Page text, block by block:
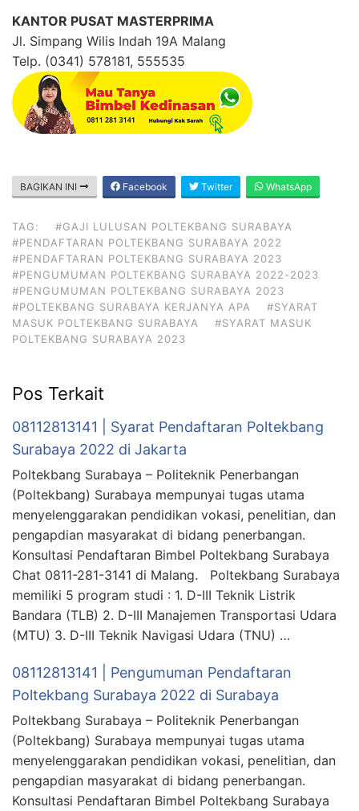
KANTOR PUSAT MASTERPRIMA
Jl. Simpang Wilis Indah 19A Malang
Telp. (0341) 578181, 555535
BAGIKAN INI Facebook Twitter WhatsApp
TAG:
#GAJI LULUSAN POLTEKBANG SURABAYA
#PENDAFTARAN POLTEKBANG SURABAYA 2022
#PENDAFTARAN POLTEKBANG SURABAYA 2023
#PENGUMUMAN POLTEKBANG SURABAYA 2022-2023
#PENGUMUMAN POLTEKBANG SURABAYA 2023
#POLTEKBANG SURABAYA KERJANYA APA
#SYARAT
MASUK POLTEKBANG SURABAYA
#SYARAT MASUK
POLTEKBANG SURABAYA 2023
Pos Terkait
08112813141 | Syarat Pendaftaran Poltekbang
Surabaya 2022 di Jakarta
Poltekbang Surabaya – Politeknik Penerbangan
(Poltekbang) Surabaya mempunyai tugas utama
menyelenggarakan pendidikan vokasi, penelitian, dan
pengapdian masyarakat di bidang penerbangan.
Konsultasi Pendaftaran Bimbel Poltekbang Surabaya
Chat 0811-281-3141 di Malang. Poltekbang Surabaya
memiliki 5 program studi : 1. D-III Teknik Listrik
Bandara (TLB) 2. D-III Manajemen Transportasi Udara
(MTU) 3. D-III Teknik Navigasi Udara (TNU) …
08112813141 | Pengumuman Pendaftaran
Poltekbang Surabaya 2022 di Surabaya
Poltekbang Surabaya – Politeknik Penerbangan
(Poltekbang) Surabaya mempunyai tugas utama
menyelenggarakan pendidikan vokasi, penelitian, dan
pengapdian masyarakat di bidang penerbangan.
Konsultasi Pendaftaran Bimbel Poltekbang Surabaya